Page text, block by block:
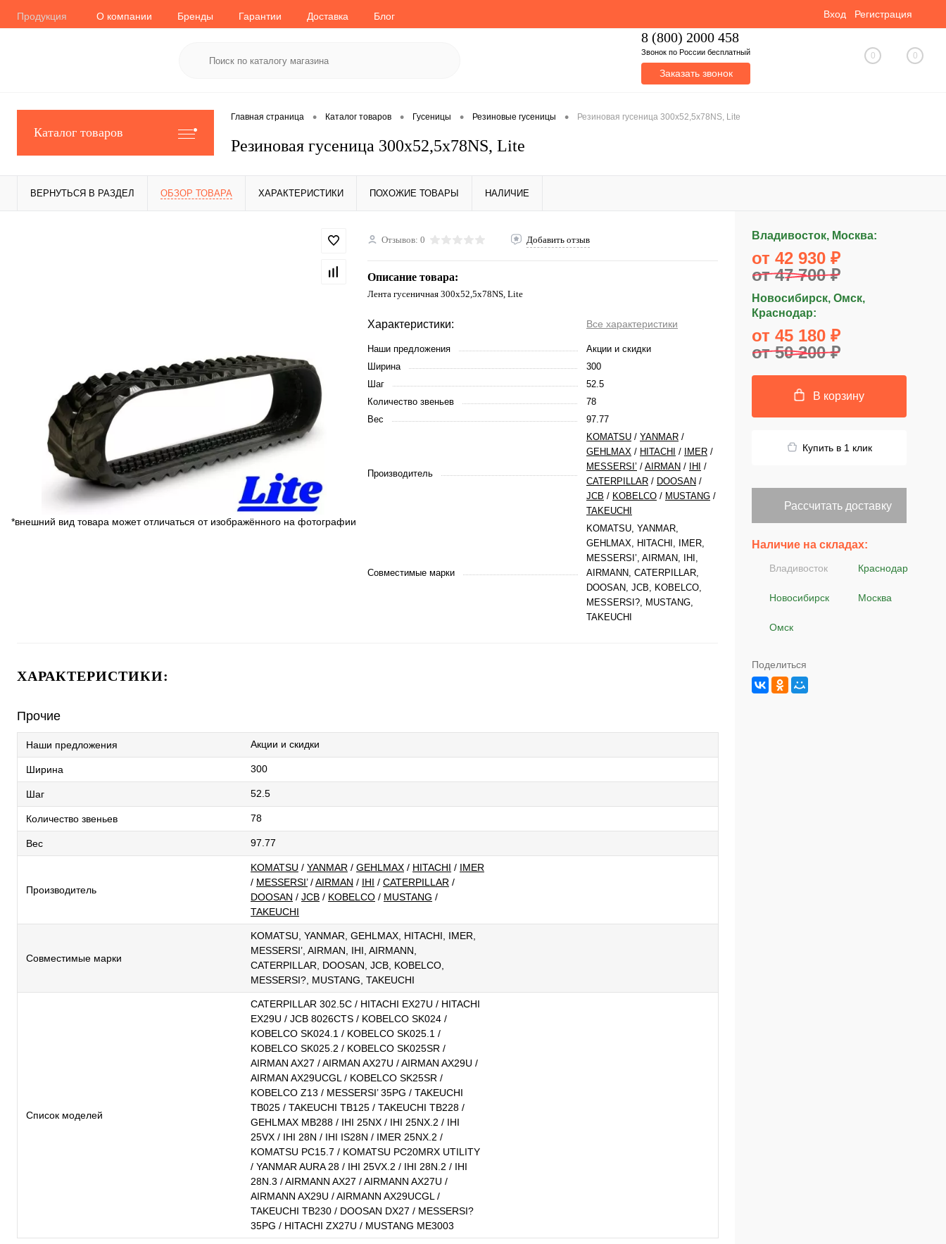
Продукция О компании Бренды Гарантии Доставка Блог Вход Регистрация
8 (800) 2000 458
Звонок по России бесплатный
Заказать звонок
0 0
Каталог товаров
Главная страница • Каталог товаров • Гусеницы • Резиновые гусеницы • Резиновая гусеница 300x52,5x78NS, Lite
Резиновая гусеница 300x52,5x78NS, Lite
ВЕРНУТЬСЯ В РАЗДЕЛ ОБЗОР ТОВАРА ХАРАКТЕРИСТИКИ ПОХОЖИЕ ТОВАРЫ НАЛИЧИЕ
*внешний вид товара может отличаться от изображённого на фотографии
Отзывов: 0 Добавить отзыв
Описание товара:
Лента гусеничная 300x52,5x78NS, Lite
Характеристики: Все характеристики
Наши предложения
Акции и скидки
Ширина
300
Шаг
52.5
Количество звеньев
78
Вес
97.77
Производитель
KOMATSU / YANMAR /
GEHLMAX / HITACHI / IMER /
MESSERSI’ / AIRMAN / IHI /
CATERPILLAR / DOOSAN /
JCB / KOBELCO / MUSTANG /
TAKEUCHI
Совместимые марки
KOMATSU, YANMAR,
GEHLMAX, HITACHI, IMER,
MESSERSI’, AIRMAN, IHI,
AIRMANN, CATERPILLAR,
DOOSAN, JCB, KOBELCO,
MESSERSI?, MUSTANG,
TAKEUCHI
ХАРАКТЕРИСТИКИ:
Прочие
Наши предложения Акции и скидки
Ширина 300
Шаг 52.5
Количество звеньев 78
Вес 97.77
Производитель
KOMATSU / YANMAR / GEHLMAX / HITACHI / IMER
/ MESSERSI’/AIRMAN / IHI / CATERPILLAR /
DOOSAN / JCB / KOBELCO / MUSTANG /
TAKEUCHI
Совместимые марки
KOMATSU, YANMAR, GEHLMAX, HITACHI, IMER,
MESSERSI’, AIRMAN, IHI, AIRMANN,
CATERPILLAR, DOOSAN, JCB, KOBELCO,
MESSERSI?, MUSTANG, TAKEUCHI
Список моделей
CATERPILLAR 302.5C / HITACHI EX27U / HITACHI
EX29U / JCB 8026CTS / KOBELCO SK024 /
KOBELCO SK024.1 / KOBELCO SK025.1 /
KOBELCO SK025.2 / KOBELCO SK025SR /
AIRMAN AX27 / AIRMAN AX27U / AIRMAN AX29U /
AIRMAN AX29UCGL / KOBELCO SK25SR /
KOBELCO Z13 / MESSERSI’ 35PG / TAKEUCHI
TB025 / TAKEUCHI TB125 / TAKEUCHI TB228 /
GEHLMAX MB288 / IHI 25NX / IHI 25NX.2 / IHI
25VX / IHI 28N / IHI IS28N / IMER 25NX.2 /
KOMATSU PC15.7 / KOMATSU PC20MRX UTILITY
/ YANMAR AURA 28 / IHI 25VX.2 / IHI 28N.2 / IHI
28N.3 / AIRMANN AX27 / AIRMANN AX27U /
AIRMANN AX29U / AIRMANN AX29UCGL /
TAKEUCHI TB230 / DOOSAN DX27 / MESSERSI?
35PG / HITACHI ZX27U / MUSTANG ME3003
Владивосток, Москва:
от 42 930 ₽
от 47 700 ₽
Новосибирск, Омск,
Краснодар:
от 45 180 ₽
от 50 200 ₽
В корзину
Купить в 1 клик
Рассчитать доставку
Наличие на складах:
Владивосток Краснодар
Новосибирск Москва
Омск
Поделиться